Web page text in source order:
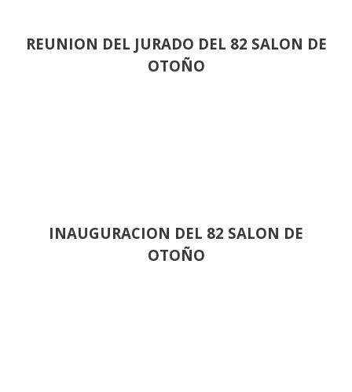
REUNION DEL JURADO DEL 82 SALON DE
OTOÑO
INAUGURACION DEL 82 SALON DE
OTOÑO